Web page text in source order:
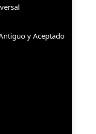
y Aceptado